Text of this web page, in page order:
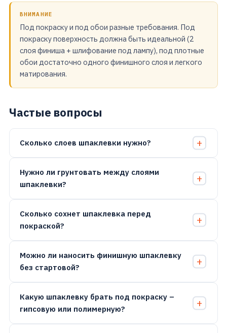
ВНИМАНИЕ
Под покраску и под обои разные требования. Под
покраску поверхность должна быть идеальной (2
слоя финиша + шлифование под лампу), под плотные
обои достаточно одного финишного слоя и легкого
матирования.
Частые вопросы
Сколько слоев шпаклевки нужно?
Нужно ли грунтовать между слоями
шпаклевки?
Сколько сохнет шпаклевка перед
покраской?
Можно ли наносить финишную шпаклевку
без стартовой?
Какую шпаклевку брать под покраску –
гипсовую или полимерную?